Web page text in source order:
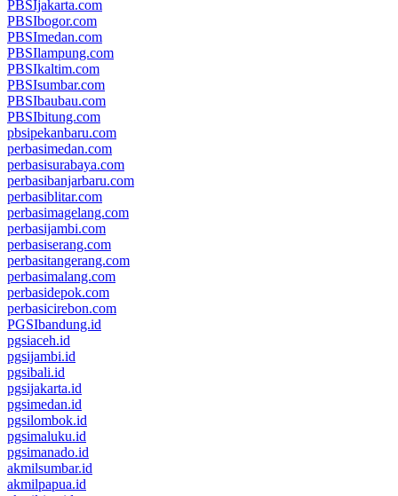
PBSIjakarta.com
PBSIbogor.com
PBSImedan.com
PBSIlampung.com
PBSIkaltim.com
PBSIsumbar.com
PBSIbaubau.com
PBSIbitung.com
pbsipekanbaru.com
perbasimedan.com
perbasisurabaya.com
perbasibanjarbaru.com
perbasiblitar.com
perbasimagelang.com
perbasijambi.com
perbasiserang.com
perbasitangerang.com
perbasimalang.com
perbasidepok.com
perbasicirebon.com
PGSIbandung.id
pgsiaceh.id
pgsijambi.id
pgsibali.id
pgsijakarta.id
pgsimedan.id
pgsilombok.id
pgsimaluku.id
pgsimanado.id
akmilsumbar.id
akmilpapua.id